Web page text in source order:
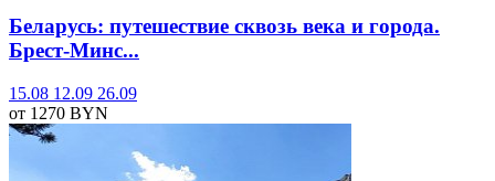
Беларусь: путешествие сквозь века и города.
Брест-Минс...
15.08 12.09 26.09
от 1270 BYN